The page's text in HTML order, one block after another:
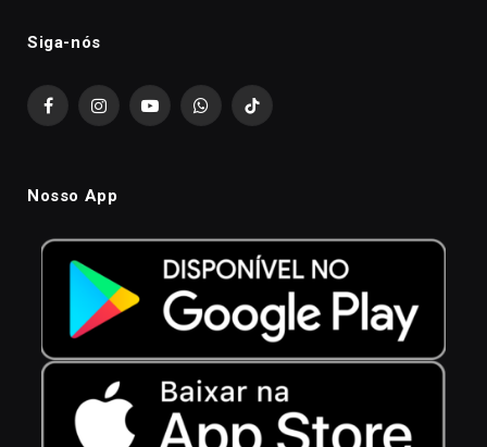
Siga-nós
FacebookInstagramYouTubeWhatsAppTikTok
Nosso App